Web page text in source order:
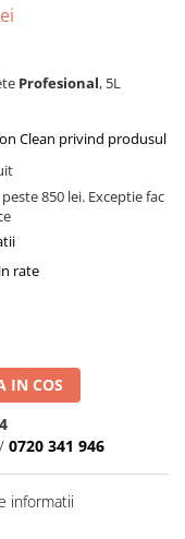
Profesional, 5L
Clean privind produsul
850 lei. Exceptie fac
rate
IN COS
/ 0720 341 946
informatii